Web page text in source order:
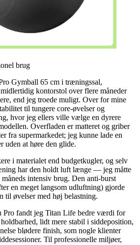
brug
Gymball 65 cm i træningssal,
kontorstol over flere måneder
end jeg troede muligt. Over for mine
til tungere core-øvelser og
hvor jeg ellers ville vælge en dyrere
Overfladen er matteret og griber
fra supermarkedet; jeg kunne lade en
uden at høre den glide.
i materialet end budgetkugler, og selv
har den holdt luft længe — jeg måtte
intensiv brug. Den anti-burst
en meget langsom udluftning) gjorde
til øvelser med høj belastning.
Pro fandt jeg Titan Life bedre værdi for
lidt mere stabil i siddeposition,
blødere finish, som nogle klienter
Til professionelle miljøer,